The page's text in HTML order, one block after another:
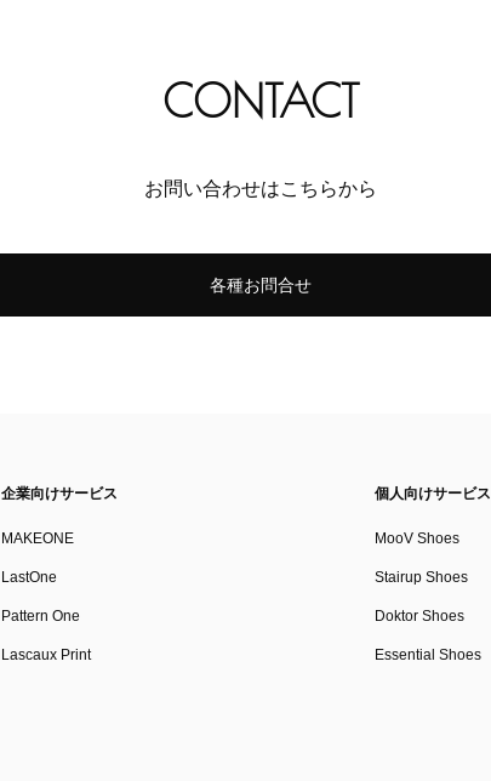
CONTACT
お問い合わせはこちらから
各種お問合せ
企業向けサービス
MAKEONE
LastOne
Pattern One
Lascaux Print
個人向けサービス
MooV Shoes
Stairup Shoes
Doktor Shoes
Essential Shoes